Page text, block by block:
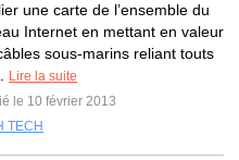
une carte de l’ensemble du
Internet en mettant en valeur
sous-marins reliant touts
Lire la suite
le 10 février 2013
TECH